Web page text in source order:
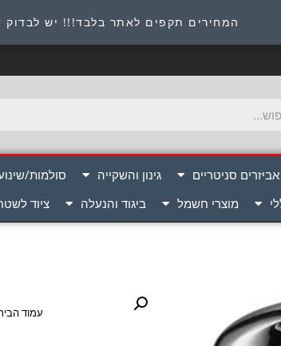
המחירים תקפים לאתר בלבד!!! יש לבדוק
כתובת : היוזמים 9 אור יהודה שירות לקוחות 054-8945722
אביזרים סניטריים גינון והשקייה סולמות/
מוצרי חשמל ביגוד והנעלה ציוד
עמוד